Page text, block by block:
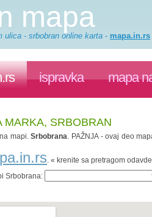
mapa
ulica - srbobran online karta - mapa.in.rs
ispravka mapa
MARKA, SRBOBRAN
mapi.Srbobrana. PAŽNJA - ovaj deo
. « krenite sa pretragom odavde
Srbobrana: